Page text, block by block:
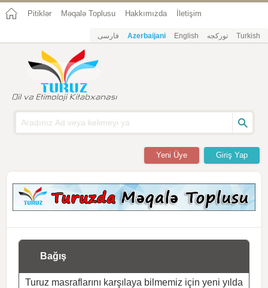
Pitiklər Məqalə Toplusu Hakkımızda İletişim
فارسی Azerbaijani English تورکجه Turkish
Giriş Yap
Yeni Üye
Bağış
Turuz masraflarını karşılaya bilmemiz için yeni yılda